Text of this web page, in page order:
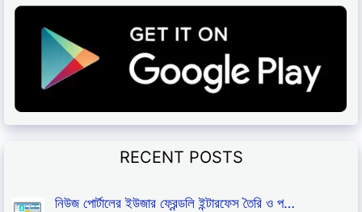
RECENT POSTS
নিউজ পোর্টালের ইউজার ফ্রেন্ডলি ইন্টারফেস তৈরি ও প…